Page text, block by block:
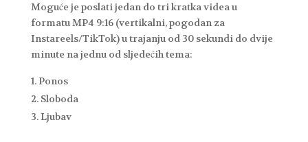
Moguće je poslati jedan do tri kratka videa u
formatu MP4 9:16 (vertikalni, pogodan za
Instareels/TikTok) u trajanju od 30 sekundi do dvije
minute na jednu od sljedećih tema:
Ponos
Sloboda
Ljubav